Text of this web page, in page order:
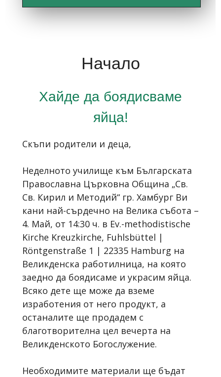
Начало
Хайде да боядисваме
яйца!
Скъпи родители и деца,
Неделното училище към Българската
Православна Църковна Община „Св.
Св. Кирил и Методий“ гр. Хамбург Ви
кани най-сърдечно на Велика събота –
4. Май, от 14:30 ч. в Ev.-methodistische
Kirche Kreuzkirche, Fuhlsbüttel |
Röntgenstraße 1 | 22335 Hamburg на
Великденска работилница, на която
заедно да боядисаме и украсим яйца.
Всяко дете ще може да вземе
изработения от него продукт, а
останалите ще продадем с
благотворителна цел вечерта на
Великденското Богослужение.
Необходимите материали ще бъдат